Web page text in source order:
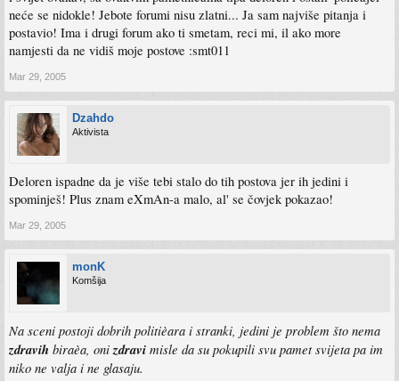
neće se nidokle! Jebote forumi nisu zlatni... Ja sam najviše pitanja i
postavio! Ima i drugi forum ako ti smetam, reci mi, il ako more
namjesti da ne vidiš moje postove :smt011
Mar 29, 2005
Dzahdo
Aktivista
Deloren ispadne da je više tebi stalo do tih postova jer ih jedini i
spominješ! Plus znam eXmAn-a malo, al' se čovjek pokazao!
Mar 29, 2005
monK
Komšija
Na sceni postoji dobrih politièara i stranki, jedini je problem što nema
zdravih biraèa, oni zdravi misle da su pokupili svu pamet svijeta pa im
niko ne valja i ne glasaju.